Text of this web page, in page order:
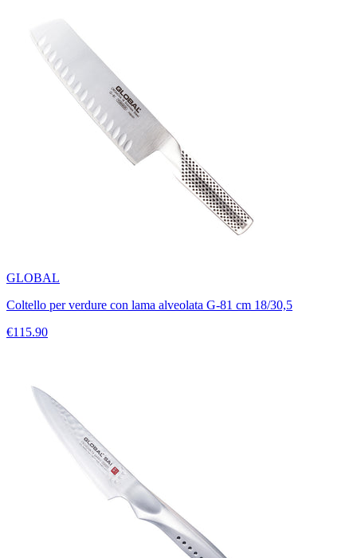
GLOBAL
Coltello per verdure con lama alveolata G-81 cm 18/30,5
€115.90